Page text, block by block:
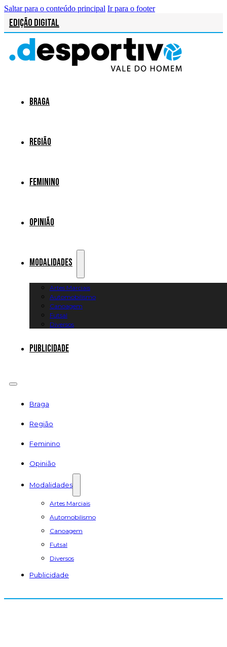
Saltar para o conteúdo principal Ir para o footer
Edição Digital
Braga
Região
Feminino
Opinião
Modalidades
Artes Marciais
Automobilismo
Canoagem
Futsal
Diversos
Publicidade
Braga
Região
Feminino
Opinião
Modalidades
Artes Marciais
Automobilismo
Canoagem
Futsal
Diversos
Publicidade